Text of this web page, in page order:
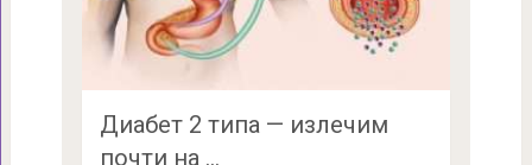
Диабет 2 типа — излечим
почти на …